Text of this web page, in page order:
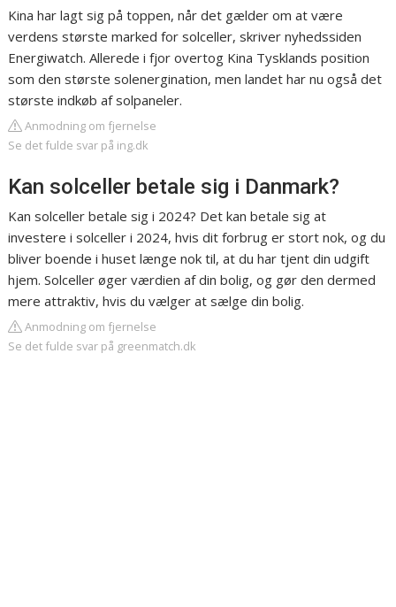
Kina har lagt sig på toppen, når det gælder om at være
verdens største marked for solceller, skriver nyhedssiden
Energiwatch. Allerede i fjor overtog Kina Tysklands position
som den største solenergination, men landet har nu også det
største indkøb af solpaneler.
Anmodning om fjernelse
Se det fulde svar på ing.dk
Kan solceller betale sig i Danmark?
Kan solceller betale sig i 2024? Det kan betale sig at
investere i solceller i 2024, hvis dit forbrug er stort nok, og du
bliver boende i huset længe nok til, at du har tjent din udgift
hjem. Solceller øger værdien af din bolig, og gør den dermed
mere attraktiv, hvis du vælger at sælge din bolig.
Anmodning om fjernelse
Se det fulde svar på greenmatch.dk